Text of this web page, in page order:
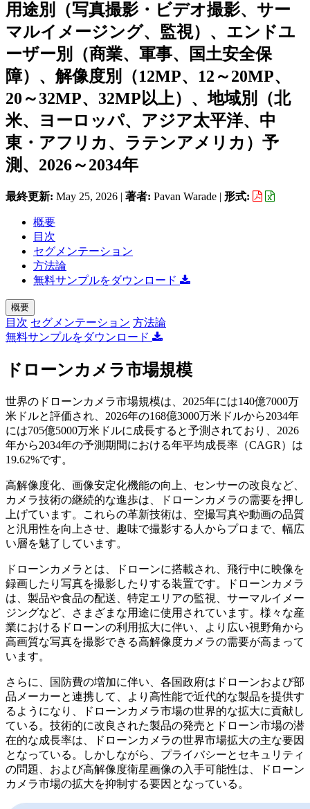
用途別（写真撮影・ビデオ撮影、サー
マルイメージング、監視）、エンドユ
ーザー別（商業、軍事、国土安全保
障）、解像度別（12MP、12～20MP、
20～32MP、32MP以上）、地域別（北
米、ヨーロッパ、アジア太平洋、中
東・アフリカ、ラテンアメリカ）予
測、2026～2034年
最終更新: May 25, 2026 | 著者: Pavan Warade | 形式:
概要
目次
セグメンテーション
方法論
無料サンプルをダウンロード
概要
目次 セグメンテーション 方法論
無料サンプルをダウンロード
ドローンカメラ市場規模
世界のドローンカメラ市場規模は、2025年には140億7000万
米ドルと評価され、2026年の168億3000万米ドルから2034年
には705億5000万米ドルに成長すると予測されており、2026
年から2034年の予測期間における年平均成長率（CAGR）は
19.62%です。
高解像度化、画像安定化機能の向上、センサーの改良など、
カメラ技術の継続的な進歩は、ドローンカメラの需要を押し
上げています。これらの革新技術は、空撮写真や動画の品質
と汎用性を向上させ、趣味で撮影する人からプロまで、幅広
い層を魅了しています。
ドローンカメラとは、ドローンに搭載され、飛行中に映像を
録画したり写真を撮影したりする装置です。ドローンカメラ
は、製品や食品の配送、特定エリアの監視、サーマルイメー
ジングなど、さまざまな用途に使用されています。様々な産
業におけるドローンの利用拡大に伴い、より広い視野角から
高画質な写真を撮影できる高解像度カメラの需要が高まって
います。
さらに、国防費の増加に伴い、各国政府はドローンおよび部
品メーカーと連携して、より高性能で近代的な製品を提供す
るようになり、ドローンカメラ市場の世界的な拡大に貢献し
ている。技術的に改良された製品の発売とドローン市場の潜
在的な成長率は、ドローンカメラの世界市場拡大の主な要因
となっている。しかしながら、プライバシーとセキュリティ
の問題、および高解像度衛星画像の入手可能性は、ドローン
カメラ市場の拡大を抑制する要因となっている。